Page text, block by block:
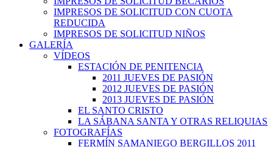
IMPRESOS DE SOLICITUD CON CUOTA
REDUCIDA
IMPRESOS DE SOLICITUD NIÑOS
GALERÍA
VÍDEOS
ESTACIÓN DE PENITENCIA
2011 JUEVES DE PASIÓN
2012 JUEVES DE PASIÓN
2013 JUEVES DE PASIÓN
EL SANTO CRISTO
LA SÁBANA SANTA Y OTRAS RELIQUIAS
FOTOGRAFÍAS
FERMÍN SAMANIEGO BERGILLOS 2011